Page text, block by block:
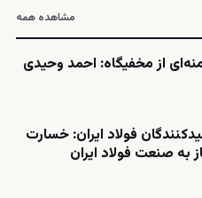
مشاهده همه
از مخفیگاه: احمد وحیدی
فولاد ایران: خسارت